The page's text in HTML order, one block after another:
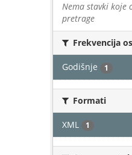
Nema stavki
pretrage
Frekvencija
Godišnje 1
Formati
XML 1